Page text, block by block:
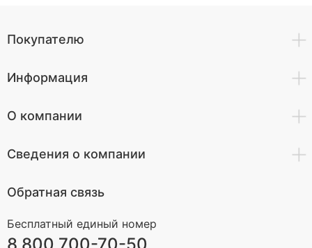
Покупателю
Информация
О компании
Сведения о компании
Обратная связь
Бесплатный единый номер